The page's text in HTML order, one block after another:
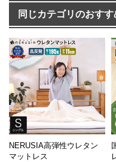
同じカテゴリのおす
NERUSIA高弾性ウレタン
マットレス